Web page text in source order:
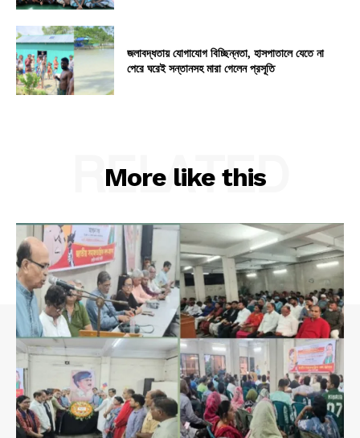
জলাবদ্ধতায় যোগাযোগ বিচ্ছিন্নতা, হাসপাতালে যেতে না
পেরে ঘরেই সন্তানসহ মারা গেলেন প্রসূতি
More like this
RELATED